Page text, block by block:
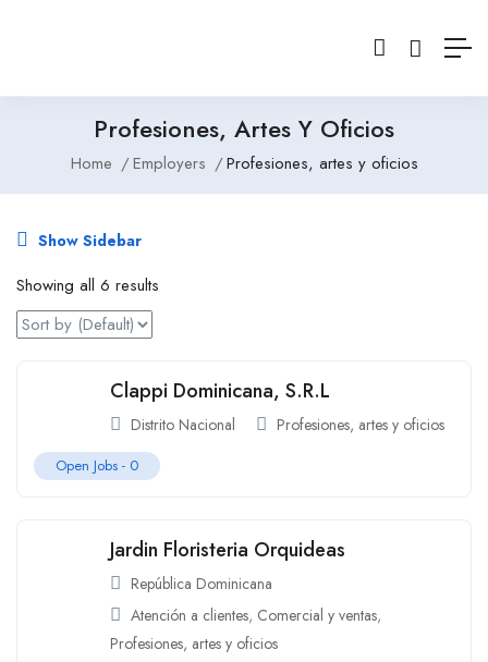
Profesiones, Artes Y Oficios
Home Employers Profesiones, artes y oficios
Show Sidebar
Showing all 6 results
Clappi Dominicana, S.R.L
Distrito Nacional Profesiones, artes y oficios
Open Jobs - 0
Jardin Floristeria Orquideas
República Dominicana
Atención a clientes, Comercial y ventas,
Profesiones, artes y oficios